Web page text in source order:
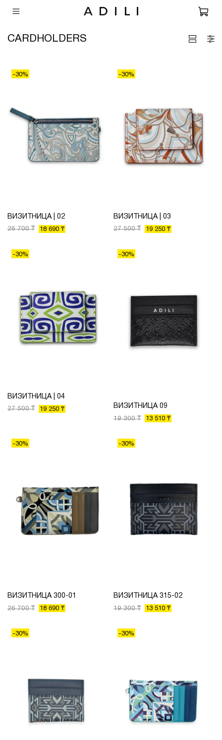
CARDHOLDERS
-30%
ВИЗИТНИЦА | 02
26 700 ₸
18 690 ₸
-30%
ВИЗИТНИЦА | 03
27 500 ₸
19 250 ₸
-30%
ВИЗИТНИЦА | 04
27 500 ₸
19 250 ₸
-30%
ВИЗИТНИЦА 09
19 300 ₸
13 510 ₸
-30%
ВИЗИТНИЦА 300-01
26 700 ₸
18 690 ₸
-30%
ВИЗИТНИЦА 315-02
19 300 ₸
13 510 ₸
-30% -30%